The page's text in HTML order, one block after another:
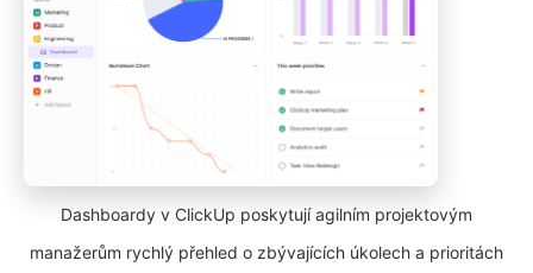
Dashboardy v ClickUp poskytují agilním projektovým
manažerům rychlý přehled o zbývajících úkolech a prioritách